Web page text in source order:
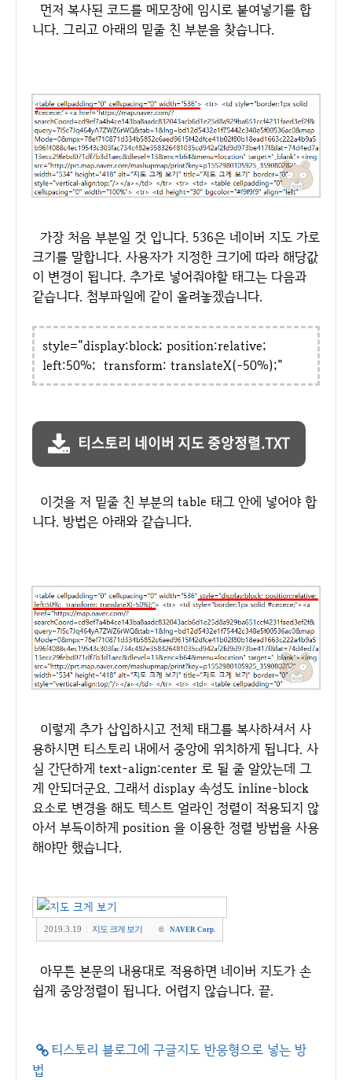
먼저 복사된 코드를 메모장에 임시로 붙여넣기를 합
니다. 그리고 아래의 밑줄 친 부분을 찾습니다.
가장 처음 부분일 것 입니다. 536은 네이버 지도 가로
크기를 말합니다. 사용자가 지정한 크기에 따라 해당값
이 변경이 됩니다. 추가로 넣어줘야할 태그는 다음과
같습니다. 첨부파일에 같이 올려놓겠습니다.
style="display:block; position:relative;
left:50%; transform: translateX(-50%);"
티스토리 네이버 지도 중앙정렬.TXT
이것을 저 밑줄 친 부분의 table 태그 안에 넣어야 합
니다. 방법은 아래와 같습니다.
이렇게 추가 삽입하시고 전체 태그를 복사하셔서 사
용하시면 티스토리 내에서 중앙에 위치하게 됩니다. 사
실 간단하게 text-align:center 로 될 줄 알았는데 그
게 안되더군요. 그래서 display 속성도 inline-block
요소로 변경을 해도 텍스트 얼라인 정렬이 적용되지 않
아서 부득이하게 position 을 이용한 정렬 방법을 사용
해야만 했습니다.
2019.3.19 지도 크게 보기 © NAVER Corp.
아무튼 본문의 내용대로 적용하면 네이버 지도가 손
쉽게 중앙정렬이 됩니다. 어렵지 않습니다. 끝.
티스토리 블로그에 구글지도 반응형으로 넣는 방
법